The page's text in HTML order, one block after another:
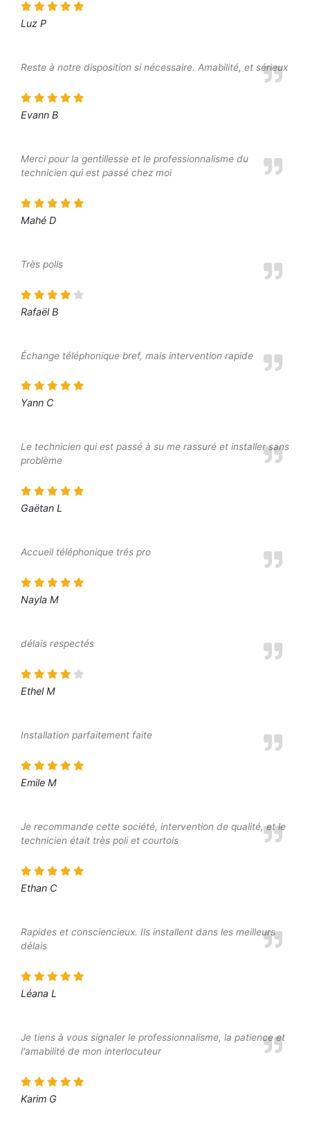
Luz P
Reste à notre disposition si nécessaire. Amabilité, et sérieux
Evann B
Merci pour la gentillesse et le professionnalisme du
technicien qui est passé chez moi
Mahé D
Très polis
Rafaël B
Échange téléphonique bref, mais intervention rapide
Yann C
Le technicien qui est passé à su me rassuré et installer sans
problème
Gaëtan L
Accueil téléphonique trés pro
Nayla M
délais respectés
Ethel M
Installation parfaitement faite
Emile M
Je recommande cette société, intervention de qualité, et le
technicien était très poli et courtois
Ethan C
Rapides et consciencieux. Ils installent dans les meilleurs
délais
Léana L
Je tiens à vous signaler le professionnalisme, la patience et
l'amabilité de mon interlocuteur
Karim G